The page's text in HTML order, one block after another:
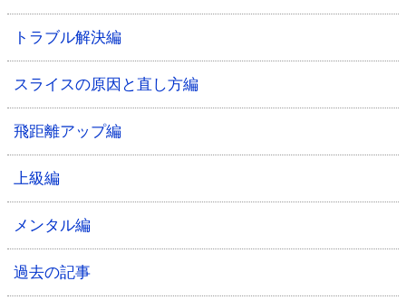
トラブル解決編
スライスの原因と直し方編
飛距離アップ編
上級編
メンタル編
過去の記事